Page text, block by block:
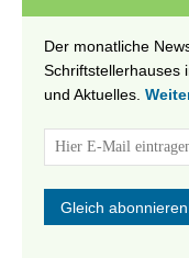
Der monatliche
Schriftstellerhauses
und Aktuelles.